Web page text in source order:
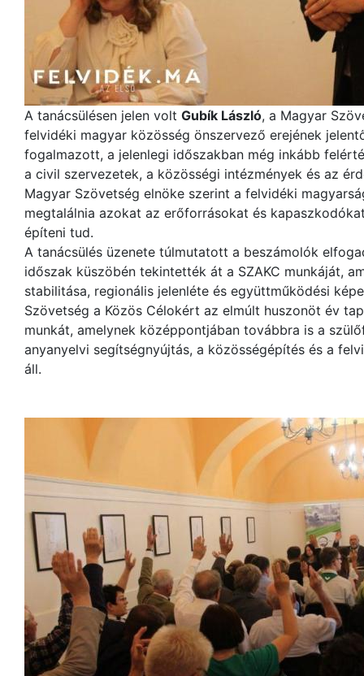
A tanácsülésen jelen volt Gubík László, a Magyar
felvidéki magyar közösség önszervező erejének
fogalmazott, a jelenlegi időszakban még inkább
a civil szervezetek, a közösségi intézmények és az
Magyar Szövetség elnöke szerint a felvidéki
megtalálnia azokat az erőforrásokat és
építeni tud.
A tanácsülés üzenete túlmutatott a beszámolók
időszak küszöbén tekintették át a SZAKC munkáját,
stabilitása, regionális jelenléte és együttműködési
Szövetség a Közös Célokért az elmúlt huszonöt év
munkát, amelynek középpontjában továbbra is a
anyanyelvi segítségnyújtás, a közösségépítés és a
áll.